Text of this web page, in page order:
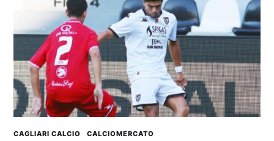
CAGLIARI CALCIO CALCIOMERCATO